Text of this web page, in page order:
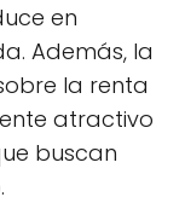
en
Además, la
la renta
atractivo
buscan